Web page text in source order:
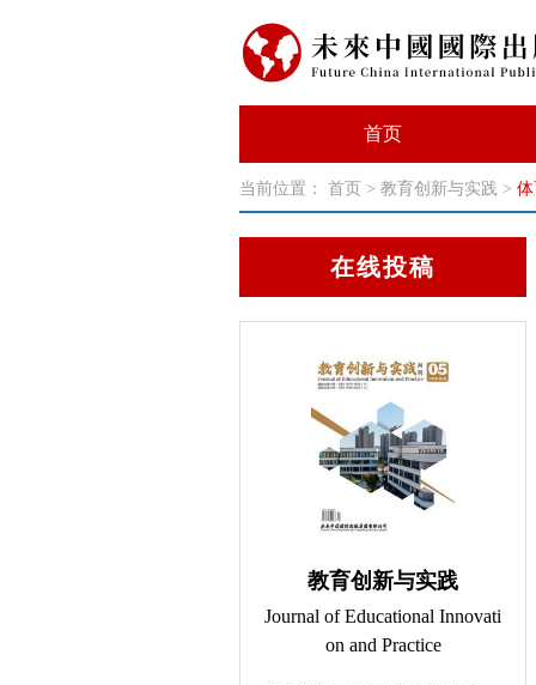
首页
当前位置： 首页 > 教育创新与实践 >
在线投稿
教育创新与实践
Journal of Educational Innovati
on and Practice